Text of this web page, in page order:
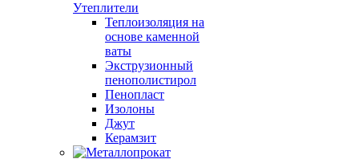
Утеплители
Теплоизоляция на
основе каменной
ваты
Экструзионный
пенополистирол
Пенопласт
Изолоны
Джут
Керамзит